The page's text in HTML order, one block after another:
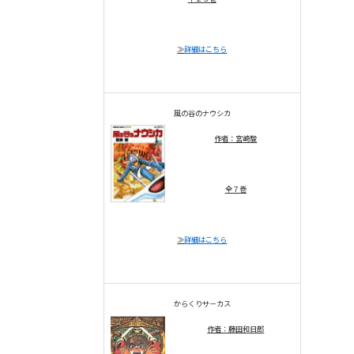
≫詳細はこちら
風の谷のナウシカ
作者：宮崎駿
全７巻
≫詳細はこちら
からくりサ－カス
作者：藤田和日郎